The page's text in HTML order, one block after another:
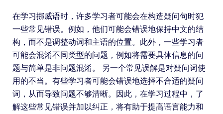
在学习挪威语时，许多学习者可能会在构造疑问句时犯
一些常见错误。例如，他们可能会错误地保持中文的结
构，而不是调整动词和主语的位置。此外，一些学习者
可能会混淆不同类型的问题，例如将需要具体信息的问
题与简单是非问题混淆。 另一个常见误解是对疑问词使
用的不当。有些学习者可能会错误地选择不合适的疑问
词，从而导致问题不够清晰。因此，在学习过程中，了
解这些常见错误并加以纠正，将有助于提高语言能力和